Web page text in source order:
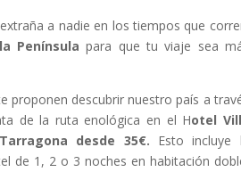
a nadie en los tiempos que
Península para que tu viaje sea
proponen descubrir nuestro país a
de la ruta enológica en el Hotel
desde 35€. Esto incluye
de 1, 2 o 3 noches en habitación